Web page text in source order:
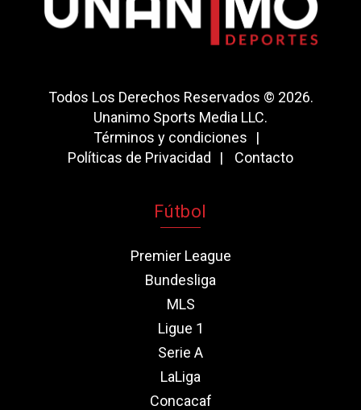
Todos Los Derechos Reservados © 2026.
Unanimo Sports Media LLC.
Términos y condiciones
Políticas de Privacidad
Contacto
Fútbol
Premier League
Bundesliga
MLS
Ligue 1
Serie A
LaLiga
Concacaf